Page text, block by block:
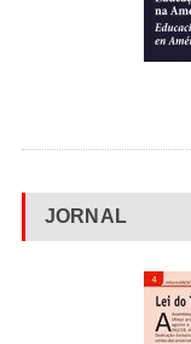
JORNAL